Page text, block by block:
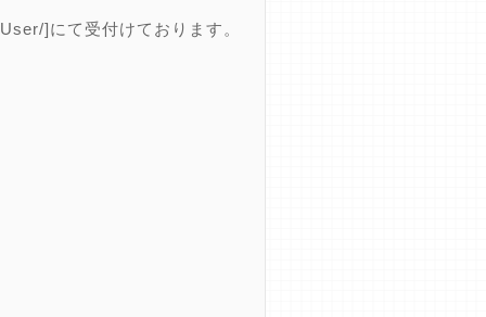
]にて受付けております。